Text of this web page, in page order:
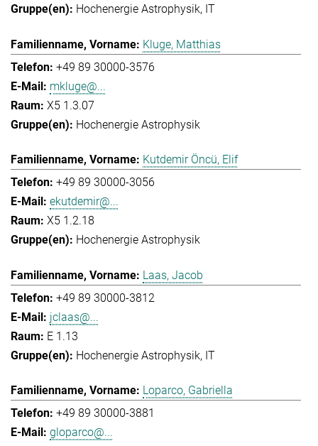
Hochenergie Astrophysik IT
Kluge, Matthias
+49 89 30000-3576
mkluge@...
X5 1.3.07
Hochenergie Astrophysik
Kutdemir Öncü, Elif
+49 89 30000-3056
ekutdemir@...
X5 1.2.18
Hochenergie Astrophysik
Laas, Jacob
+49 89 30000-3812
jclaas@...
E 1.13
Hochenergie Astrophysik IT
Loparco, Gabriella
+49 89 30000-3881
gloparco@...